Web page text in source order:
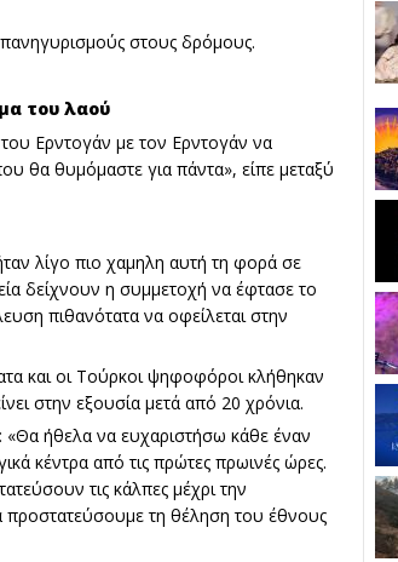
στους δρόμους.
του λαού
Ερντογάν με τον Ερντογάν να
θα θυμόμαστε για πάντα», είπε μεταξύ
λίγο πιο χαμηλη αυτή τη φορά σε
δείχνουν η συμμετοχή να έφτασε το
πιθανότατα να οφείλεται στην
και οι Τούρκοι ψηφοφόροι κλήθηκαν
στην εξουσία μετά από 20 χρόνια.
ήθελα να ευχαριστήσω κάθε έναν
κέντρα από τις πρώτες πρωινές ώρες.
τις κάλπες μέχρι την
προστατεύσουμε τη θέληση του έθνους